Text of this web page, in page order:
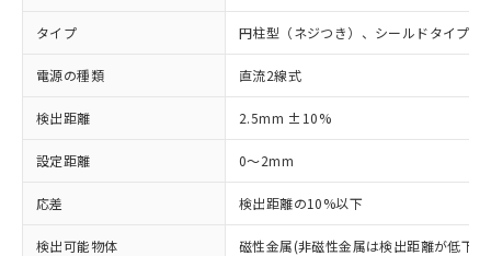
タイプ 円柱型（ネジつき）、シールドタイプ
電源の種類 直流2線式
検出距離 2.5mm ±10%
設定距離 0～2mm
応差 検出距離の10%以下
検出可能物体 磁性金属(非磁性金属は検出距離が低下